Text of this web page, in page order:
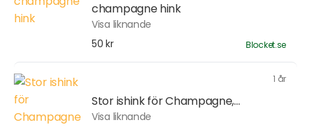
champagne hink
Visa liknande
50 kr
Blocket.se
1 år
Stor ishink för Champagne,...
Visa liknande